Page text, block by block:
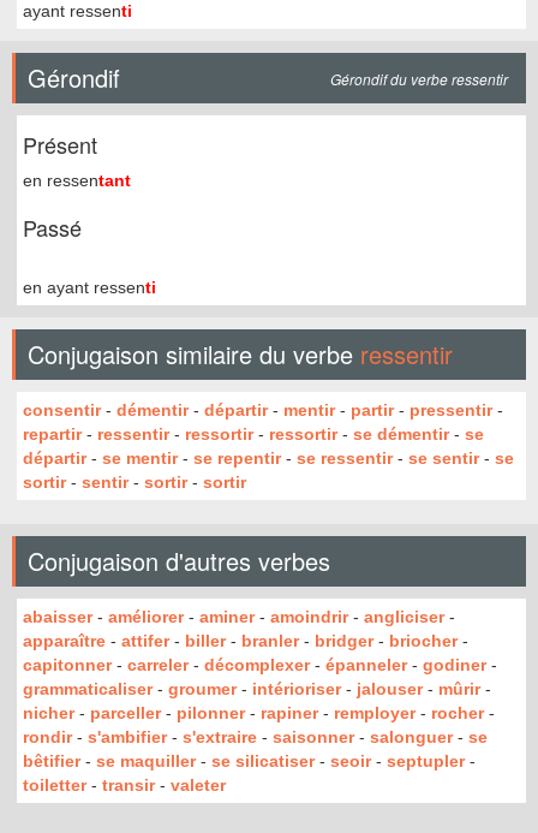
ayant ressenti
Gérondif Gérondif du verbe ressentir
Présent
en ressentant
Passé
en ayant ressenti
Conjugaison similaire du verbe ressentir
consentir- démentir- départir- mentir- partir- pressentir-
repartir- ressentir- ressortir- ressortir- se démentir- se
départir- se mentir- se repentir- se ressentir- se sentir- se
sortir- sentir- sortir- sortir
Conjugaison d'autres verbes
abaisser- améliorer- aminer- amoindrir- angliciser-
apparaître - attifer- biller- branler- bridger- briocher-
capitonner- carreler- décomplexer- épanneler- godiner-
grammaticaliser- groumer- intérioriser- jalouser- mûrir-
nicher- parceller- pilonner- rapiner- remployer- rocher-
rondir- s'ambifier- s'extraire - saisonner- salonguer- se
bêtifier- se maquiller- se silicatiser- seoir- septupler-
toiletter- transir- valeter